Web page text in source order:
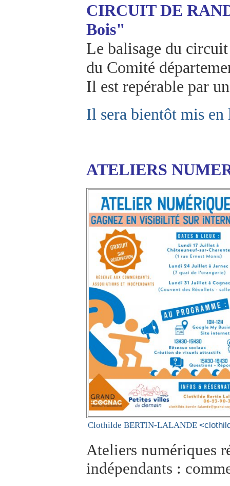
CIRCUIT DE
Bois"
Le balisage du
du Comité
Il est repérable par
Il sera bientôt mis
ATELIERS
Clothilde BERTIN-LALANDE
Ateliers numériques
indépendants :